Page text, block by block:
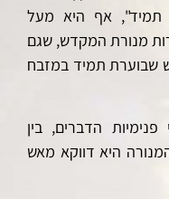
תמיד", אף היא מעל
מנורת המקדש, שגם
שבוערת תמיד במזבח
הדברים, בין
היא דווקא מאש